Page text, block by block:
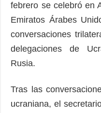
febrero se celebró en
Emiratos Árabes
conversaciones
delegaciones de
Rusia.
Tras las
ucraniana, el